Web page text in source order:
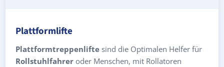
Plattformlifte
Plattformtreppenlifte sind die Optimalen Helfer für
Rollstuhlfahrer oder Menschen, mit Rollatoren